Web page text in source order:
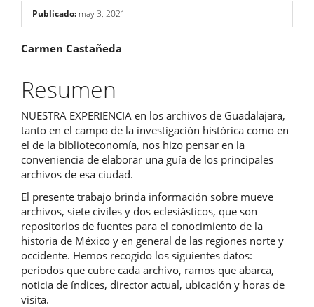
Publicado: may 3, 2021
Contenido
principal
del
artículo
Carmen Castañeda
Resumen
NUESTRA EXPERIENCIA en los archivos de Guadalajara,
tanto en el campo de la investigación histórica como en
el de la biblioteconomía, nos hizo pensar en la
conveniencia de elaborar una guía de los principales
archivos de esa ciudad.
El presente trabajo brinda información sobre mueve
archivos, siete civiles y dos eclesiásticos, que son
repositorios de fuentes para el conocimiento de la
historia de México y en general de las regiones norte y
occidente. Hemos recogido los siguientes datos:
periodos que cubre cada archivo, ramos que abarca,
noticia de índices, director actual, ubicación y horas de
visita.